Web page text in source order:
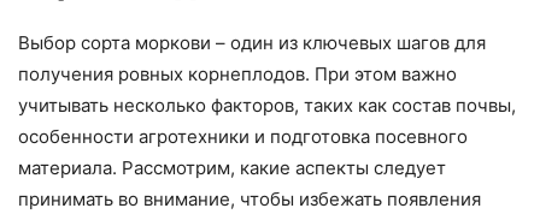
Выбор сорта моркови – один из ключевых шагов для
получения ровных корнеплодов. При этом важно
учитывать несколько факторов, таких как состав почвы,
особенности агротехники и подготовка посевного
материала. Рассмотрим, какие аспекты следует
принимать во внимание, чтобы избежать появления